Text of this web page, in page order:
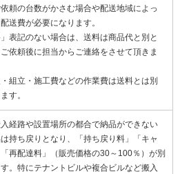
頼の台数がかさむ場合や配送地域によっ
送費が必要になります。
」表記のない場合は、送料は商品代と別と
依頼後に担当からご連絡をさせて頂きま
組立・施工費などの作業費は送料とは別
す。
経路や設置場所の都合で納品ができない
持ち戻りとなり、「持ち戻り料」「キャ
再配達料」（販売価格の30～100％）が別
。特にテナントビルや複合ビルなど搬入